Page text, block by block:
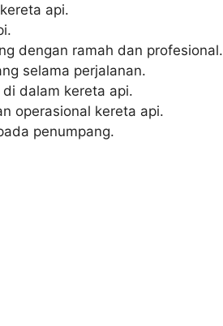
api.
dengan ramah dan profesional.
selama perjalanan.
dalam kereta api.
operasional kereta api.
penumpang.